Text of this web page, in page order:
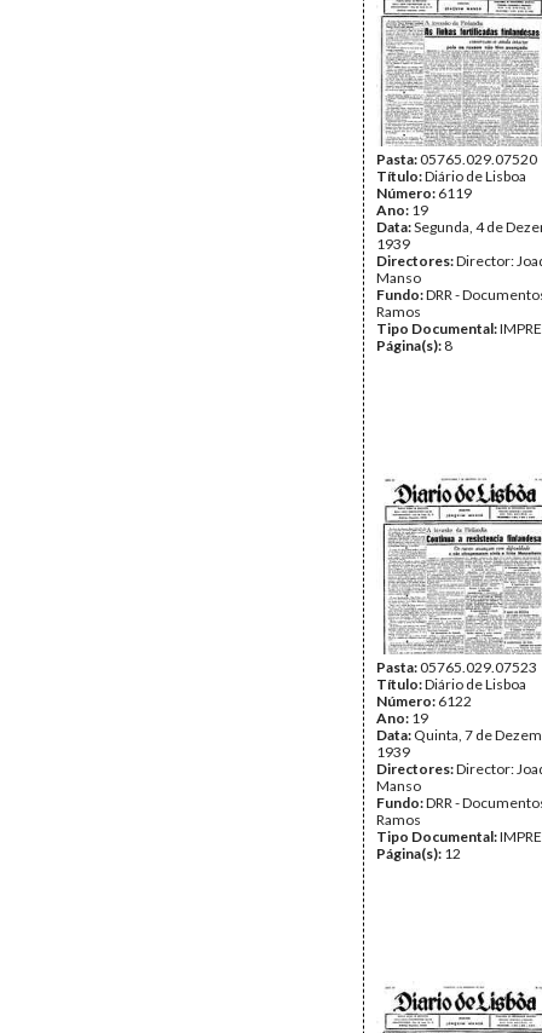
Pasta:05765.029.07520
Título:Diário de Lisboa
Número: 6119
Ano: 19
Data:Segunda, 4 de
1939
Directores:Director:
Manso
Fundo:DRR -
Ramos
Tipo Documental:
Página(s): 8
Pasta:05765.029.07523
Título:Diário de Lisboa
Número: 6122
Ano: 19
Data: Quinta, 7 de
1939
Directores:Director:
Manso
Fundo:DRR -
Ramos
Tipo Documental:
Página(s): 12